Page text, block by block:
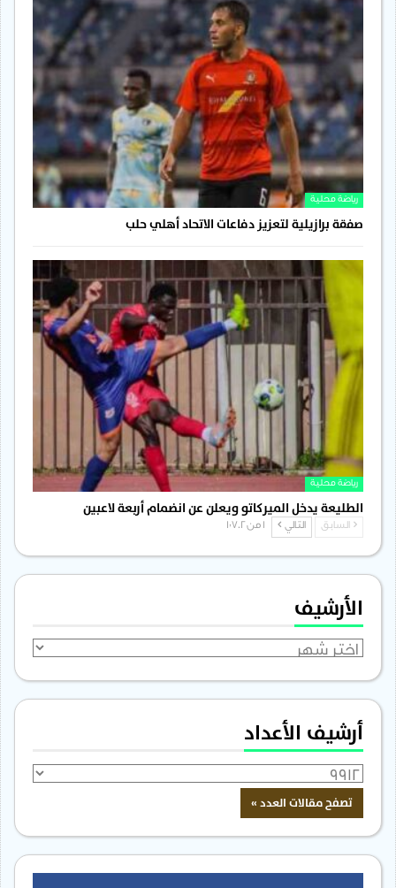
رياضة محلية
صفقة برازيلية لتعزيز دفاعات الاتحاد أهلي حلب
رياضة محلية
الطليعة يدخل الميركاتو ويعلن عن انضمام أربعة لاعبين
السابق التالي
الأرشيف
الأرشيف
أرشيف الأعداد